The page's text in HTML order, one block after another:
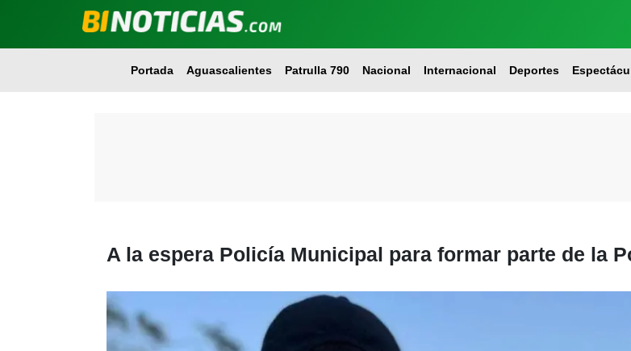
Portada Aguascalientes Patrulla 790 Nacional Internacional Deportes
A la espera Policía Municipal para formar parte de la